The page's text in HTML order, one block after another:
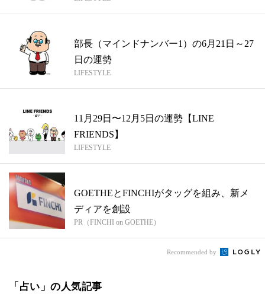
部長（マインドナンバー1）の6月21日～27
日の運勢
LIFESTYLE
11月29日〜12月5日の運勢【LINE
FRIENDS】
LIFESTYLE
GOETHEとFINCHIがタッグを組み、新メ
ディアを創設
PR（FINCHI on GOETHE）
Recommended by
「占い」の人気記事